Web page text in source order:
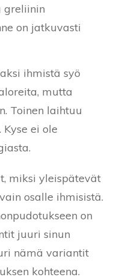
greliinin
on jatkuvasti
ihmistä syö
mutta
Toinen laihtuu
ei ole
miksi yleispätevät
osalle ihmisistä.
on
juuri sinun
nämä variantit
kohteena.